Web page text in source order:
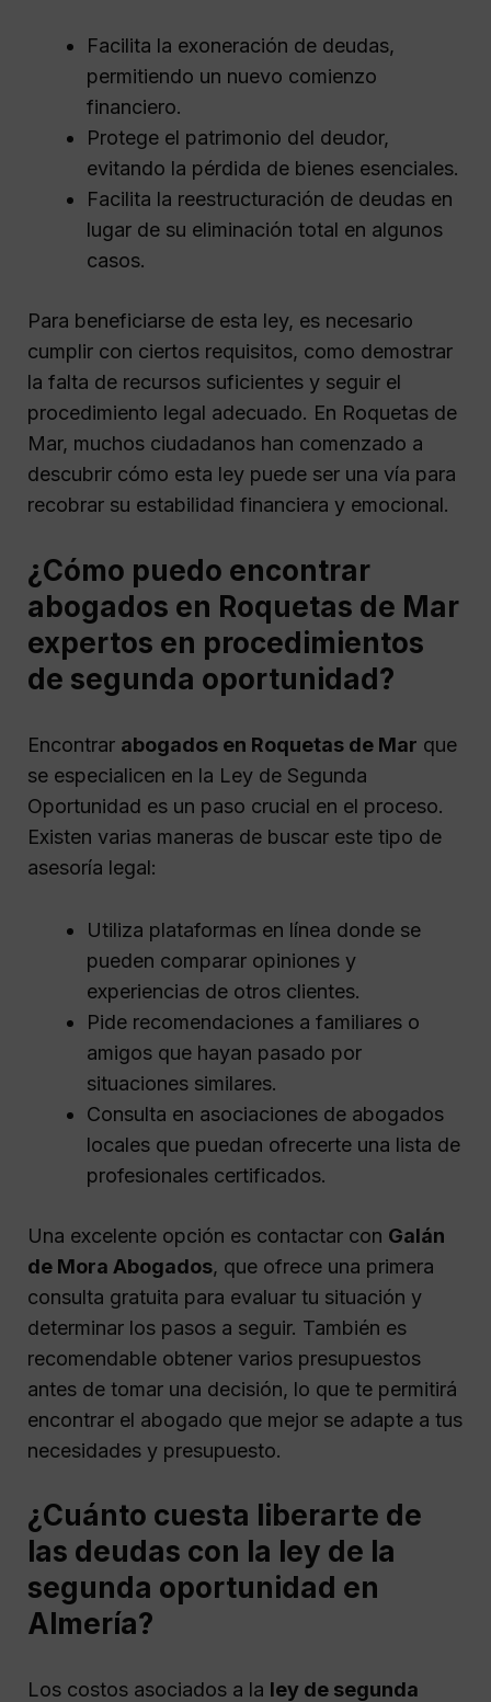
Facilita la exoneración de deudas,
permitiendo un nuevo comienzo
financiero.
Protege el patrimonio del deudor,
evitando la pérdida de bienes esenciales.
Facilita la reestructuración de deudas en
lugar de su eliminación total en algunos
casos.
Para beneficiarse de esta ley, es necesario
cumplir con ciertos requisitos, como demostrar
la falta de recursos suficientes y seguir el
procedimiento legal adecuado. En Roquetas de
Mar, muchos ciudadanos han comenzado a
descubrir cómo esta ley puede ser una vía para
recobrar su estabilidad financiera y emocional.
¿Cómo puedo encontrar
abogados en Roquetas de Mar
expertos en procedimientos
de segunda oportunidad?
Encontrar abogados en Roquetas de Mar que
se especialicen en la Ley de Segunda
Oportunidad es un paso crucial en el proceso.
Existen varias maneras de buscar este tipo de
asesoría legal:
Utiliza plataformas en línea donde se
pueden comparar opiniones y
experiencias de otros clientes.
Pide recomendaciones a familiares o
amigos que hayan pasado por
situaciones similares.
Consulta en asociaciones de abogados
locales que puedan ofrecerte una lista de
profesionales certificados.
Una excelente opción es contactar con Galán
de Mora Abogados, que ofrece una primera
consulta gratuita para evaluar tu situación y
determinar los pasos a seguir. También es
recomendable obtener varios presupuestos
antes de tomar una decisión, lo que te permitirá
encontrar el abogado que mejor se adapte a tus
necesidades y presupuesto.
¿Cuánto cuesta liberarte de
las deudas con la ley de la
segunda oportunidad en
Almería?
Los costos asociados a la ley de segunda